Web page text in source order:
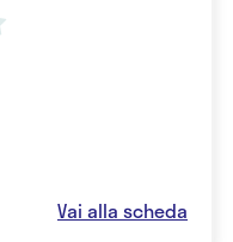
Vai alla scheda